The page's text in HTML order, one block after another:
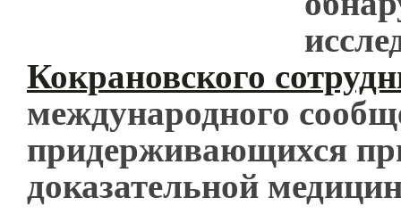
Кокрановского
международного
придерживающихся
доказательной